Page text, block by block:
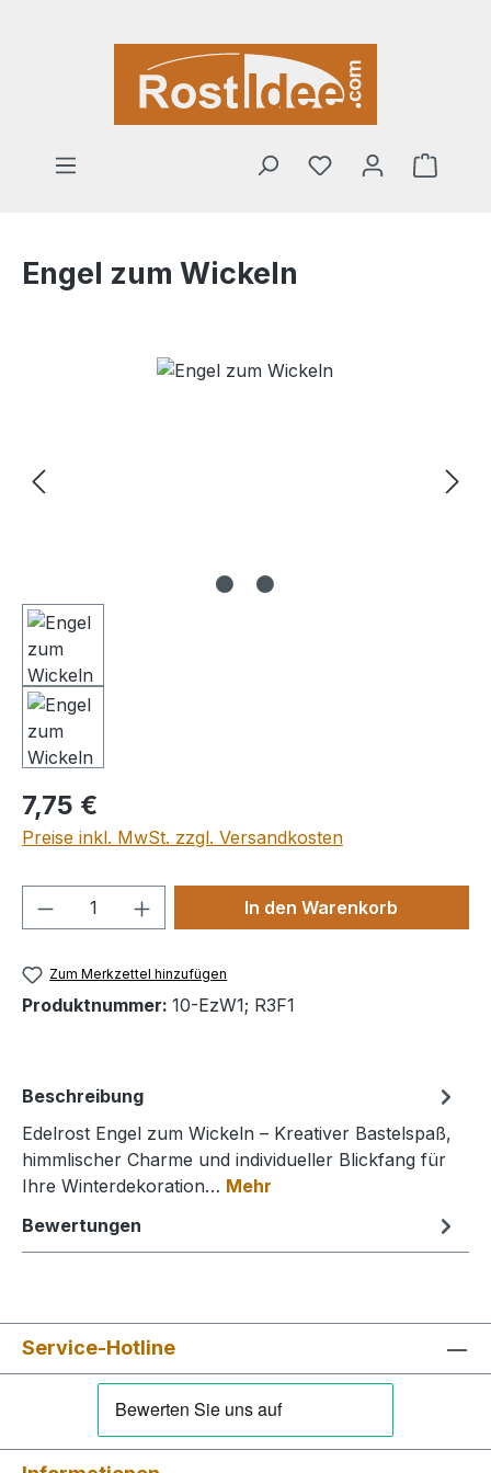
Engel zum Wickeln
Bildergalerie überspringen
Regulärer Preis:
7,75 €
Preise inkl. MwSt. zzgl. Versandkosten
Produkt Anzahl: Gib denIn den Warenkorb
Zum Merkzettel hinzufügen
Produktnummer: 10-EzW1; R3F1
Beschreibung
Edelrost Engel zum Wickeln – Kreativer Bastelspaß,
himmlischer Charme und individueller Blickfang für
Ihre Winterdekoration… Mehr
Bewertungen
Service-Hotline